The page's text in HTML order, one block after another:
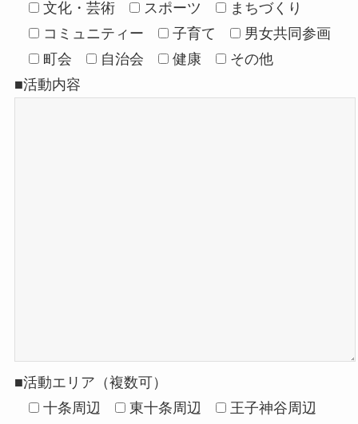
文化・芸術
スポーツ
まちづくり
コミュニティー
子育て
男女共同参画
町会
自治会 健康
その他
■活動内容
■活動エリア（複数可）
十条周辺
東十条周辺
王子神谷周辺